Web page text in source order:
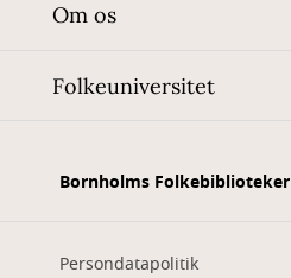
Om os
Folkeuniversitet
Bornholms Folkebiblioteker
Persondatapolitik